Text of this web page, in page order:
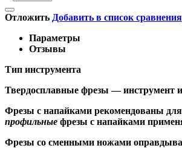
Отложить Добавить в список сравнения
Параметры
Отзывы
Тип инструмента
Твердосплавные фрезы — инструмент
Фрезы с напайками рекомендованы
профильные фрезы с напайками
Фрезы со сменными ножами